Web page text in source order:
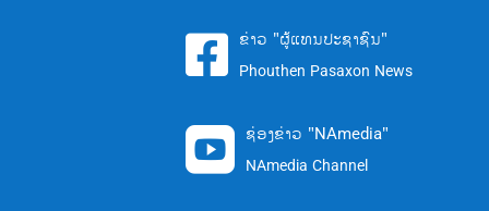
 ຂ່າວ "ຜູ້ແທນປະຊາຊົນ"
Phouthen Pasaxon News
 ຊ່ອງຂ່າວ "NAmedia"
NAmedia Channel